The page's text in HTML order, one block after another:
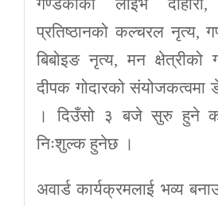
गण्डकीको लाइभ
प्रतिष्ठानको कल्चरल नृत्य,
बिबोइङ नृत्य, मन
दीपक गोदारको संयोजकत्वमा
। दिउँसो ३ बजे सुरु हुने
निःशुल्क हुनेछ ।
अवार्ड कार्यक्रमलाई भव्य